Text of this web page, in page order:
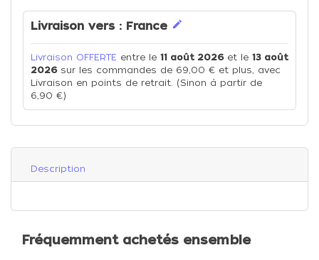
Livraison vers : France edit
Livraison OFFERTE entre le 11 août 2026et le 13 août
2026sur les commandes de 69,00 € et plus, avec
Livraison en points de retrait. (Sinon à partir de
6,90 €)
Description
Fréquemment achetés ensemble